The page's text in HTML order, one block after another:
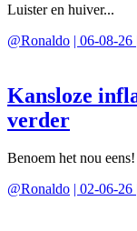
Luister en huiver...
@Ronaldo | 06-08-26
Kansloze
verder
Benoem het nou eens!
@Ronaldo 02-06-26